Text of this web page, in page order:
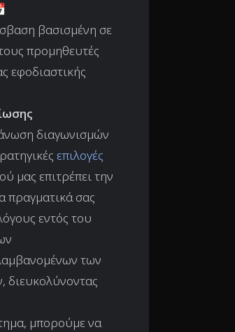
βασισμένη σε
προμηθευτές
εφοδιαστικής
διαγωνισμών
επιλογές
μας επιτρέπει την
πραγματικά σας
εντός του
των
διευκολύνοντας
μπορούμε να